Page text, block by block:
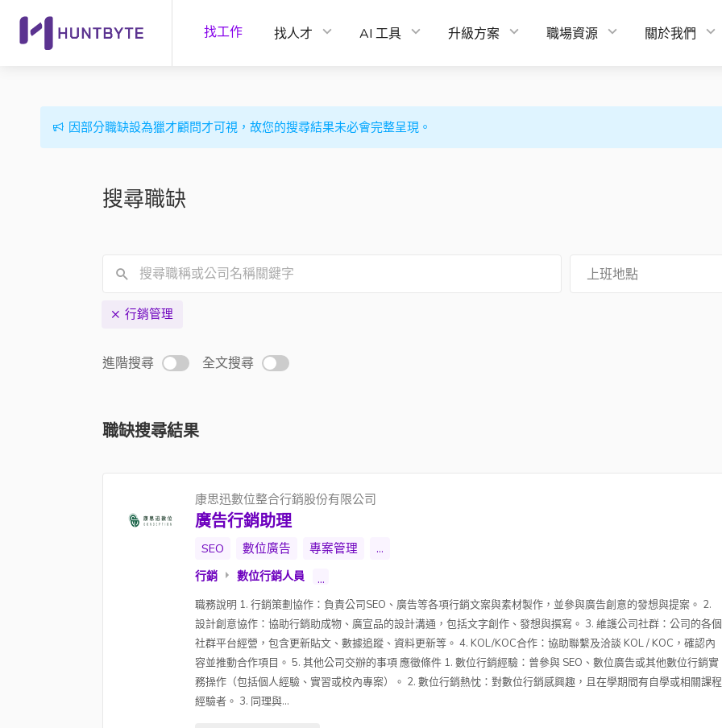
找工作 找人才 AI 工具 升級方案 職場資源 關於我們
因部分職缺設為獵才顧問才可視，故您的搜尋結果未必會完整呈現。
搜尋職缺
上班地點
行銷管理
進階搜尋 全文搜尋
職缺搜尋結果
康思迅數位整合行銷股份有限公司
廣告行銷助理
SEO 數位廣告 專案管理 ...
行銷 數位行銷人員 ...
職務說明 1. 行銷策劃協作：負責公司SEO、廣告等各項行銷文案與素材製作，並參與廣告創意的發想與提案。 2.
設計創意協作：協助行銷助成物、廣宣品的設計溝通，包括文字創作、發想與撰寫。 3. 維護公司社群：公司的各個
社群平台經營，包含更新貼文、數據追蹤、資料更新等。 4. KOL/KOC合作：協助聯繫及洽談 KOL / KOC，確認內
容並推動合作項目。 5. 其他公司交辦的事項 應徵條件 1. 數位行銷經驗：曾參與 SEO、數位廣告或其他數位行銷實
務操作（包括個人經驗、實習或校內專案）。 2. 數位行銷熱忱：對數位行銷感興趣，且在學期間有自學或相關課程
經驗者。 3. 同理與...